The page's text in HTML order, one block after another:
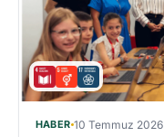
HABER 10 Temmuz 2026